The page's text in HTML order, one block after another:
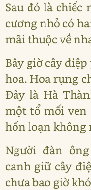
Sau đó là chiếc
cương nhỏ có
mãi thuộc về
Bây giờ cây
hoa. Hoa rụng
Đây là Hà
một tổ mối ven
hổn loạn không
Người đàn
canh giữ cây
chưa bao giờ